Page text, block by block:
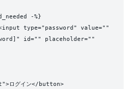
-%}
type="password" value=""
id="" placeholder=""
ログイン</button>